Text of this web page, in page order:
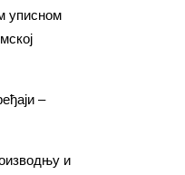
уписном
–
и